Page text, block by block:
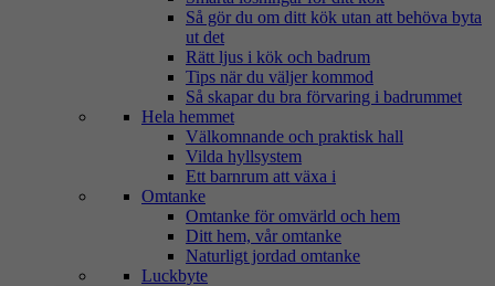
Så gör du om ditt kök utan att behöva byta
ut det
Rätt ljus i kök och badrum
Tips när du väljer kommod
Så skapar du bra förvaring i badrummet
Hela hemmet
Välkomnande och praktisk hall
Vilda hyllsystem
Ett barnrum att växa i
Omtanke
Omtanke för omvärld och hem
Ditt hem, vår omtanke
Naturligt jordad omtanke
Luckbyte